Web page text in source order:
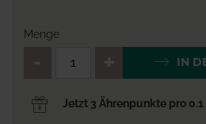
Menge
IN
Jetzt 3 Ährenpunkte pro